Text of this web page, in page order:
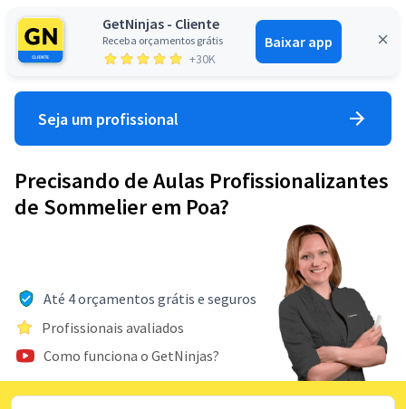
GetNinjas - Cliente
Receba orçamentos grátis
+30K
Baixar app
Entrar
Seja um profissional
Precisando de Aulas Profissionalizantes
de Sommelier em Poa?
Até 4 orçamentos grátis e seguros
Profissionais avaliados
Como funciona o GetNinjas?